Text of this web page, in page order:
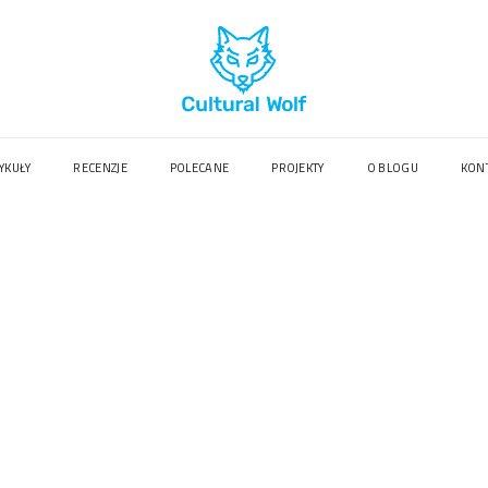
RECENZJE POLECANE PROJEKTY O BLOGU